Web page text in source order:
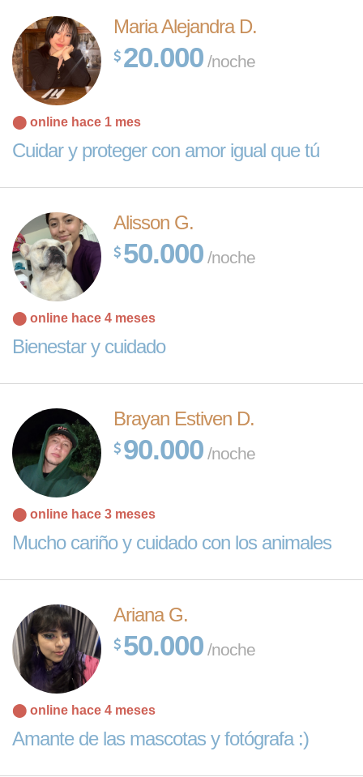
Maria Alejandra D.
20.000 /noche
⬤ online hace 1 mes
Cuidar y proteger con amor igual que tú
Alisson G.
50.000 /noche
⬤ online hace 4 meses
Bienestar y cuidado
Brayan Estiven D.
90.000 /noche
⬤ online hace 3 meses
Mucho cariño y cuidado con los animales
Ariana G.
50.000 /noche
⬤ online hace 4 meses
Amante de las mascotas y fotógrafa :)